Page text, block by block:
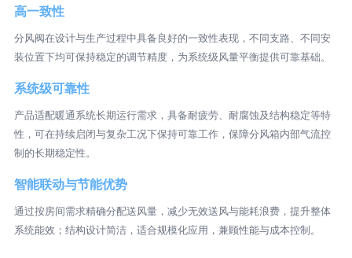
高一致性
分风阀在设计与生产过程中具备良好的一致性表现，不同支路、不同安
装位置下均可保持稳定的调节精度，为系统级风量平衡提供可靠基础。
系统级可靠性
产品适配暖通系统长期运行需求，具备耐疲劳、耐腐蚀及结构稳定等特
性，可在持续启闭与复杂工况下保持可靠工作，保障分风箱内部气流控
制的长期稳定性。
智能联动与节能优势
通过按房间需求精确分配送风量，减少无效送风与能耗浪费，提升整体
系统能效；结构设计简洁，适合规模化应用，兼顾性能与成本控制。